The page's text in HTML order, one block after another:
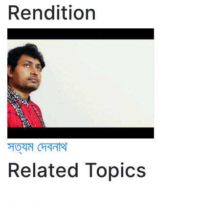
Rendition
সত্যম দেবনাথ
Related Topics